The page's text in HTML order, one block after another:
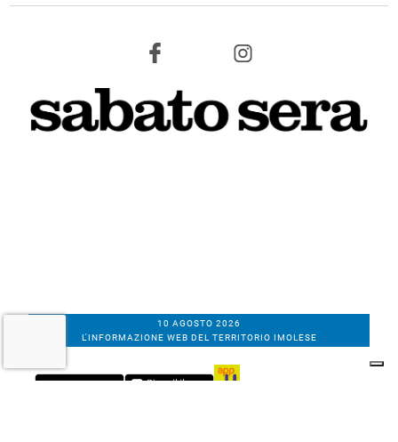
10 AGOSTO 2026
L'INFORMAZIONE WEB DEL TERRITORIO IMOLESE